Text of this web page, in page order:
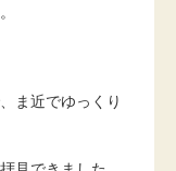
ま近でゆっくり